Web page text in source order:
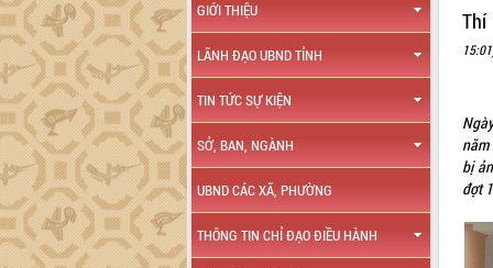
GIỚI THIỆU
LÃNH ĐẠO UBND TỈNH
TIN TỨC SỰ KIỆN
SỞ, BAN, NGÀNH
UBND CÁC XÃ, PHƯỜNG
THÔNG TIN CHỈ ĐẠO ĐIỀU HÀNH
năm
bị
đợt